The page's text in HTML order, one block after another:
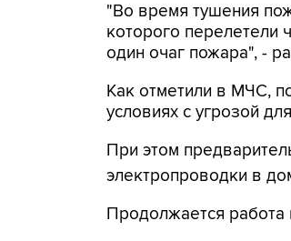
"Во время тушения
которого перелетели
один очаг пожара", -
Как отметили в МЧС,
условиях с угрозой
При этом
электропроводки в
Продолжается работа